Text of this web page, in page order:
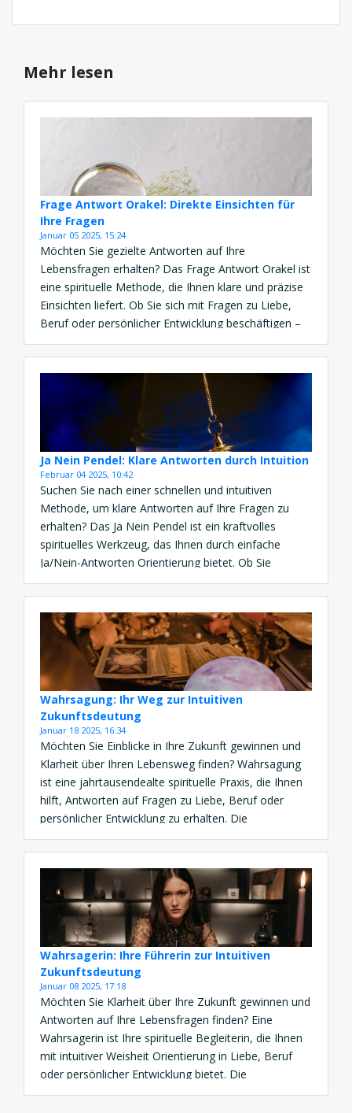
Mehr lesen
Frage Antwort Orakel: Direkte Einsichten für
Ihre Fragen
Januar 05 2025, 15:24
Möchten Sie gezielte Antworten auf Ihre
Lebensfragen erhalten? Das Frage Antwort Orakel ist
eine spirituelle Methode, die Ihnen klare und präzise
Einsichten liefert. Ob Sie sich mit Fragen zu Liebe,
Beruf oder persönlicher Entwicklung beschäftigen –
diese Praxis hilft Ihnen, Klarheit zu finden. Mit einem
Online Frage Antwort Orakel können Sie diese
Führung jederzeit und […]
Ja Nein Pendel: Klare Antworten durch Intuition
Februar 04 2025, 10:42
Suchen Sie nach einer schnellen und intuitiven
Methode, um klare Antworten auf Ihre Fragen zu
erhalten? Das Ja Nein Pendel ist ein kraftvolles
spirituelles Werkzeug, das Ihnen durch einfache
Ja/Nein-Antworten Orientierung bietet. Ob Sie
Entscheidungen in Liebe, Beruf oder Alltag treffen
möchten, ein Ja Nein Pendel hilft Ihnen, Ihre Intuition
zu nutzen. Mit einem Online […]
Wahrsagung: Ihr Weg zur Intuitiven
Zukunftsdeutung
Januar 18 2025, 16:34
Möchten Sie Einblicke in Ihre Zukunft gewinnen und
Klarheit über Ihren Lebensweg finden? Wahrsagung
ist eine jahrtausendealte spirituelle Praxis, die Ihnen
hilft, Antworten auf Fragen zu Liebe, Beruf oder
persönlicher Entwicklung zu erhalten. Die
Wahrsagung Bedeutung liegt in ihrer Fähigkeit,
verborgene Wahrheiten zu offenbaren und
Orientierung zu schenken. Ob durch Wahrsagung
Online, Tarot Wahrsagung oder […]
Wahrsagerin: Ihre Führerin zur Intuitiven
Zukunftsdeutung
Januar 08 2025, 17:18
Möchten Sie Klarheit über Ihre Zukunft gewinnen und
Antworten auf Ihre Lebensfragen finden? Eine
Wahrsagerin ist Ihre spirituelle Begleiterin, die Ihnen
mit intuitiver Weisheit Orientierung in Liebe, Beruf
oder persönlicher Entwicklung bietet. Die
Wahrsagerin Bedeutung liegt in ihrer Fähigkeit,